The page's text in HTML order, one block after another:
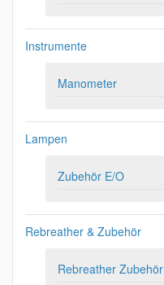
Instrumente
Manometer
Lampen
Zubehör E/O
Rebreather & Zubehör
Rebreather Zubehör